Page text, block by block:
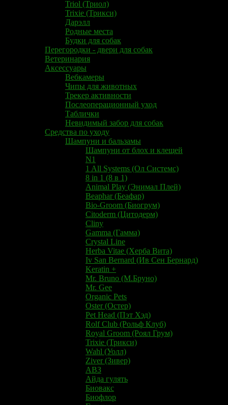
Triol (Триол)
Trixie (Трикси)
Дарэлл
Родные места
Будки для собак
Перегородки - двери для собак
Ветеринария
Аксессуары
Вебкамеры
Чипы для животных
Трекер активности
Послеоперационный уход
Таблички
Невидимый забор для собак
Средства по уходу
Шампуни и бальзамы
Шампуни от блох и клещей
N1
1 All Systems (Ол Системс)
8 in 1 (8 в 1)
Animal Play (Энимал Плей)
​​Beaphar (Беафар)
Bio-Groom (Биогрум)
Citoderm​ (Цитодерм)​
Cliny
Gamma (Гамма)
Crystal Line
Herba Vitae (Херба Вита)
​Iv San Bernard (Ив Сен Бернард)
Keratin +
​​​​Mr. Bruno (М.Бруно)
Mr. Gee
Organic Pets
Oster (Остер)
Pet Head (Пэт Хэд)
Rolf Club (Рольф Клуб)
Royal Groom (Роял Грум)
Trixie (Трикси)
Wahl (Уолл)
Ziver (Зивер)
АВЗ
Айда гулять
Биовакс
Биофлор